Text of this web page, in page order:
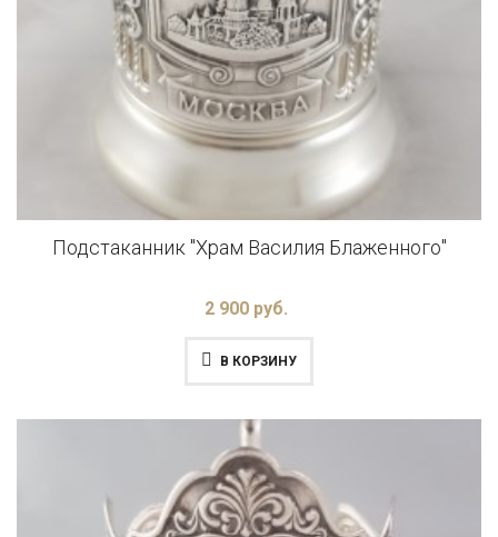
Подстаканник "Храм Василия Блаженного"
2 900 руб.
В КОРЗИНУ